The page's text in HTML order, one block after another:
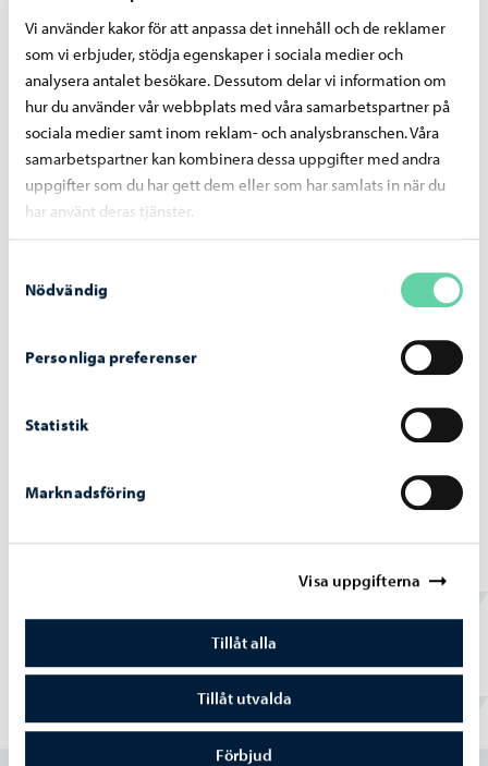
Vi använder kakor för att anpassa det innehåll och de reklamer
som vi erbjuder, stödja egenskaper i sociala medier och
analysera antalet besökare. Dessutom delar vi information om
hur du använder vår webbplats med våra samarbetspartner på
sociala medier samt inom reklam- och analysbranschen. Våra
samarbetspartner kan kombinera dessa uppgifter med andra
uppgifter som du har gett dem eller som har samlats in när du
har använt deras tjänster.
Nödvändig
Personliga preferenser
Statistik
Marknadsföring
Visa uppgifterna
Tillåt alla
Tillåt utvalda
Förbjud
idrottstjänster. I vårt hus finns en grupp för
förskoleundervisning och fem för småbarnspedagogik.
Jokilaakson päiväkotitilat
Janita Metsämäki
Daghemsföreståndare, Hornhattulan päiväkoti,
Jokilaakson päiväkotitilat
janita.metsamaki@porvoo.fi
Lärare inom småbarnspedagogik, Vice föreståndare,
+358 40 487 5391
Två finskspråkiga grupper börjar på Jokilaakson
päiväkotitilat i augusti 2024.
Hittade du vad du sökte?